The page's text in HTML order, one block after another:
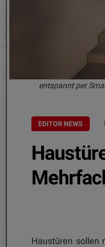
entspannt per
EDITOR NEWS
Haustüren sollen